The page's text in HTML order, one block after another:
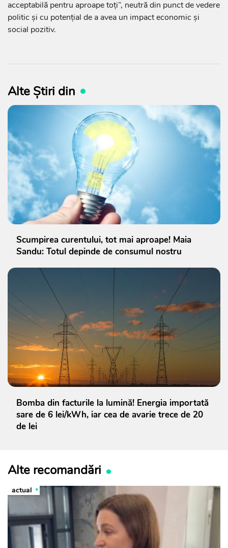
acceptabilă pentru aproape toți”, neutră din punct de vedere
politic și cu potențial de a avea un impact economic și
social pozitiv.
Alte Știri din
Scumpirea curentului, tot mai aproape! Maia
Sandu: Totul depinde de consumul nostru
Bomba din facturile la lumină! Energia importată
sare de 6 lei/kWh, iar cea de avarie trece de 20
de lei
Alte recomandări
actual